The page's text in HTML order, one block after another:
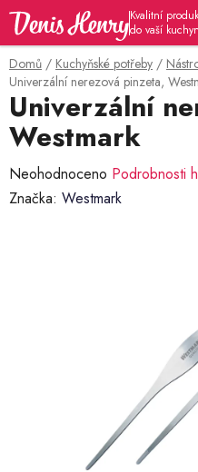
Přejít
obsah
Domů / Kuchyňské potřeby /
Univerzální nerezová pinzeta,
Univerzální
Westmark
Průměrné
hodnocení
Neohodnoceno Podrobnosti
Značka: Westmark